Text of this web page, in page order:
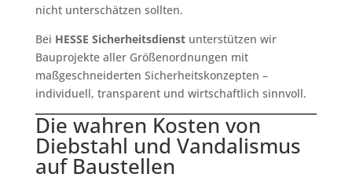
nicht unterschätzen sollten.
Bei HESSE Sicherheitsdienstunterstützen wir
Bauprojekte aller Größenordnungen mit
maßgeschneiderten Sicherheitskonzepten –
individuell, transparent und wirtschaftlich sinnvoll.
Die wahren Kosten von
Diebstahl und Vandalismus
auf Baustellen